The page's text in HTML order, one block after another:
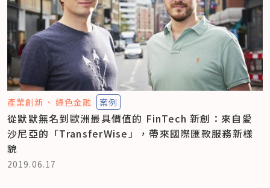
產業創新 綠色金融 案例
從默默無名到歐洲最具價值的 FinTech 新創：來自愛
沙尼亞的「TransferWise」，帶來國際匯款服務新樣
貌
2019.06.17